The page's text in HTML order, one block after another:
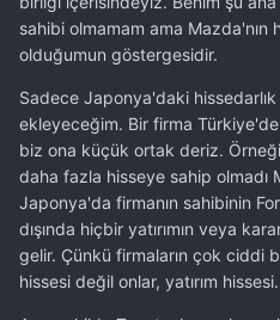
sahibi olmamam ama Mazda'nın
olduğumun göstergesidir.
Sadece Japonya'daki
ekleyeceğim. Bir firma
biz ona küçük ortak deriz.
daha fazla hisseye sahip olmadı
Japonya'da firmanın sahibinin
dışında hiçbir yatırımın veya
gelir. Çünkü firmaların çok ciddi
hissesi değil onlar, yatırım hissesi.